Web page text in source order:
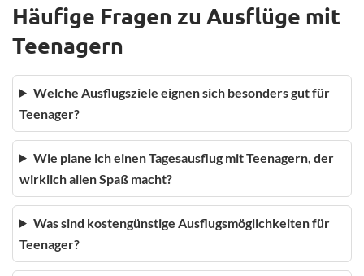
Häufige Fragen zu Ausflüge mit
Teenagern
Welche Ausflugsziele eignen sich besonders gut für
Teenager?
Wie plane ich einen Tagesausflug mit Teenagern, der
wirklich allen Spaß macht?
Was sind kostengünstige Ausflugsmöglichkeiten für
Teenager?